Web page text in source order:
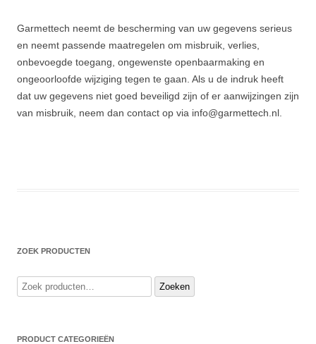
Garmettech neemt de bescherming van uw gegevens serieus
en neemt passende maatregelen om misbruik, verlies,
onbevoegde toegang, ongewenste openbaarmaking en
ongeoorloofde wijziging tegen te gaan. Als u de indruk heeft
dat uw gegevens niet goed beveiligd zijn of er aanwijzingen zijn
van misbruik, neem dan contact op via info@garmettech.nl.
ZOEK PRODUCTEN
Zoeken
naar:
Zoeken
PRODUCT CATEGORIEËN